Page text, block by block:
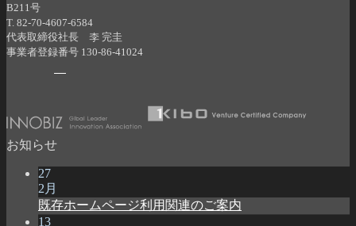
B211号
T. 82-70-4607-6584
代表取締役社長 李 完圭
事業者登録番号 130-86-41024
お知らせ
27
2月
既存ホームページ利用関連のご案内
13